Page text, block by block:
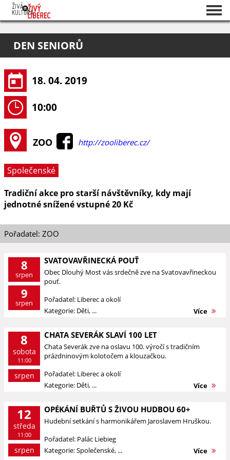
O projektu
Pořadatelé
DEN SENIORŮ
18. 04. 2019
10:00
ZOO http://zooliberec.cz/
Společenské
Tradiční akce pro starší návštěvníky, kdy mají
jednotné snížené vstupné 20 Kč
Pořadatel: ZOO
8
srpen
9
srpen
SVATOVAVŘINECKÁ POUŤ
Obec Dlouhý Most vás srdečně zve na Svatovavřineckou
pouť.
Pořadatel: Liberec a okolí
Kategorie: Děti, ...
Více
8
sobota
11:00
srpen
CHATA SEVERÁK SLAVÍ 100 LET
Chata Severák zve na oslavu 100. výročí s tradičním
prázdninovým kolotočem a klouzačkou.
Pořadatel: Liberec a okolí
Kategorie: Děti, ...
Více
12
středa
11:00
srpen
OPÉKÁNÍ BUŘTŮ S ŽIVOU HUDBOU 60+
Hudební setkání s harmonikářem Jaroslavem Hruškou.
Pořadatel: Palác Liebieg
Kategorie: Společenské, ...
Více